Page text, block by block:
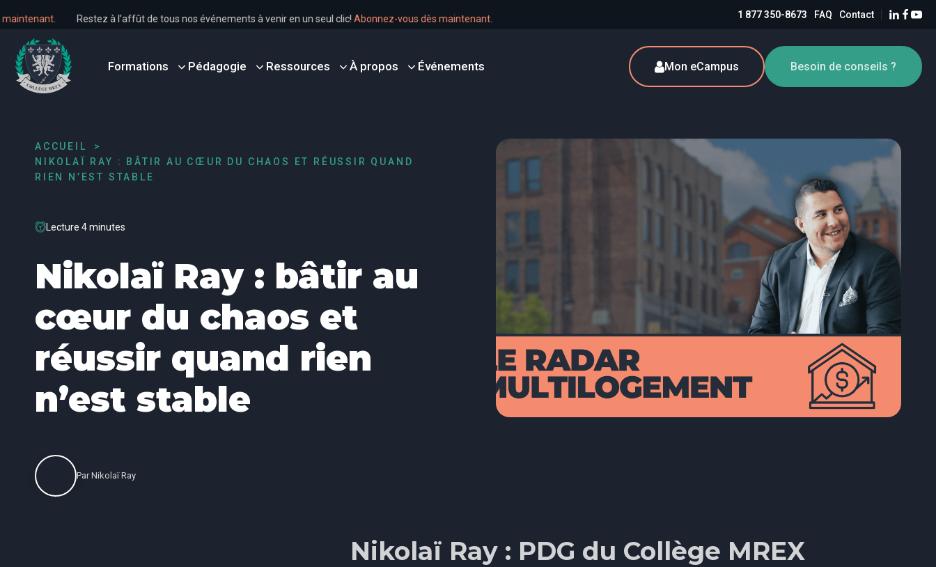
maintenant Restez à l’affût de tous nos événements à venir en un seul clic!Abonnez-vous dès maintenant 1 877 350-8673 FAQ Contact
Formations Pédagogie Ressources À propos Événements Mon eCampus Besoin de conseils ?
ACCUEIL
NIKOLAÏ RAY : BÂTIR AU CŒUR DU CHAOS ET RÉUSSIR QUAND
RIEN N’EST STABLE
Lecture 4 minutes
Nikolaï Ray : bâtir au
cœur du chaos et
réussir quand rien
n’est stable
Par Nikolaï Ray
Nikolaï Ray : PDG du Collège MREX